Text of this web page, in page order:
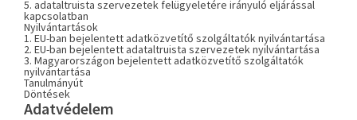
5. adataltruista szervezetek felügyeletére irányuló eljárással
kapcsolatban
Nyilvántartások
1. EU-ban bejelentett adatközvetítő szolgáltatók nyilvántartása
2. EU-ban bejelentett adataltruista szervezetek nyilvántartása
3. Magyarországon bejelentett adatközvetítő szolgáltatók
nyilvántartása
Tanulmányút
Döntések
Adatvédelem